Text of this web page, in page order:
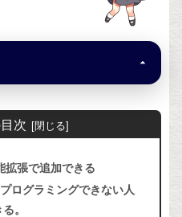
次
張で追加できる
ログラミングできない人
。